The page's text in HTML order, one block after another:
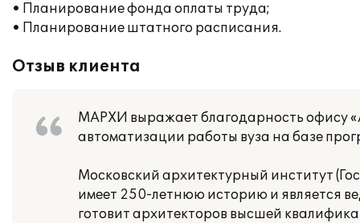
• Планирование фонда оплаты труда;
• Планирование штатного расписания.
Отзыв клиента
МАРХИ выражает благодарность офису
автоматизации работы вуза на базе
Московский архитектурный институт
имеет 250-летнюю историю и является
готовит архитекторов высшей